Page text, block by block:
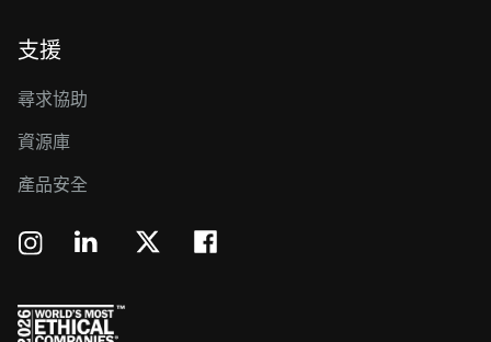
支援
尋求協助
資源庫
產品安全